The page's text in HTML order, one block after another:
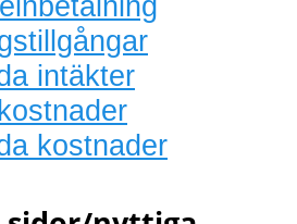
intäkter
kostnader